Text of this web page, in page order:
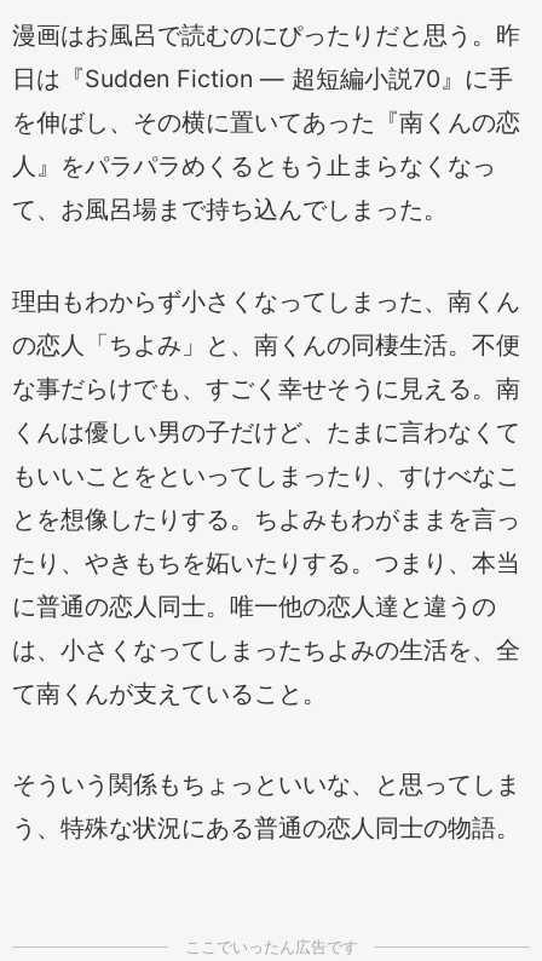
漫画はお風呂で読むのにぴったりだと思う。昨
日は『Sudden Fiction ― 超短編小説70』に手
を伸ばし、その横に置いてあった『南くんの恋
人』をパラパラめくるともう止まらなくなっ
て、お風呂場まで持ち込んでしまった。
理由もわからず小さくなってしまった、南くん
の恋人「ちよみ」と、南くんの同棲生活。不便
な事だらけでも、すごく幸せそうに見える。南
くんは優しい男の子だけど、たまに言わなくて
もいいことをといってしまったり、すけべなこ
とを想像したりする。ちよみもわがままを言っ
たり、やきもちを妬いたりする。つまり、本当
に普通の恋人同士。唯一他の恋人達と違うの
は、小さくなってしまったちよみの生活を、全
て南くんが支えていること。
そういう関係もちょっといいな、と思ってしま
う、特殊な状況にある普通の恋人同士の物語。